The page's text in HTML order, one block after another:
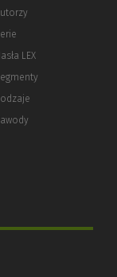
LEX